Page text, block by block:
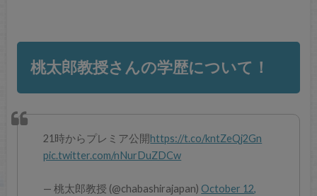
桃太郎教授さんの学歴について！
21時からプレミア公開https://t.co/kntZeQj2Gn
pic.twitter.com/nNurDuZDCw
— 桃太郎教授 (@chabashirajapan) October 12,